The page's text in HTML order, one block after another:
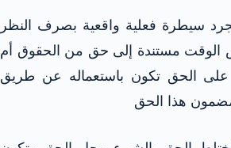
سيطرة فعلية واقعية بصرف النظر
الوقت مستندة إلى حق من الحقوق أم
على الحق تكون باستعماله عن طريق
مضمون هذا الحق